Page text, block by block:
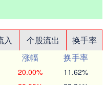
入 个股流出
换手率
涨幅
换手率
20.00% 11.62%